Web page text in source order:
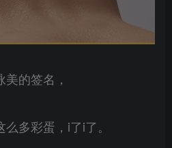
的签名，
多彩蛋，i了i了。